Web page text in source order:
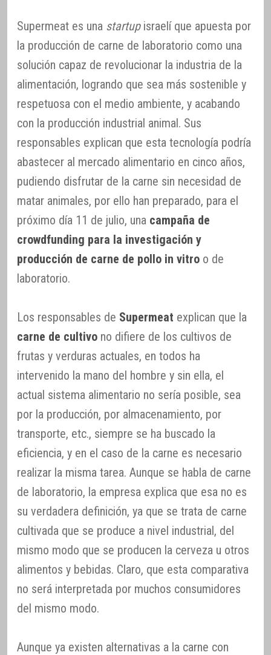
Supermeat es una startupisraelí que apuesta por
la producción de carne de laboratorio como una
solución capaz de revolucionar la industria de la
alimentación, logrando que sea más sostenible y
respetuosa con el medio ambiente, y acabando
con la producción industrial animal. Sus
responsables explican que esta tecnología podría
abastecer al mercado alimentario en cinco años,
pudiendo disfrutar de la carne sin necesidad de
matar animales, por ello han preparado, para el
próximo día 11 de julio, una campaña de
crowdfunding para la investigación y
producción de carne de pollo in vitro o de
laboratorio.
Los responsables de Supermeat explican que la
carne de cultivo no difiere de los cultivos de
frutas y verduras actuales, en todos ha
intervenido la mano del hombre y sin ella, el
actual sistema alimentario no sería posible, sea
por la producción, por almacenamiento, por
transporte, etc., siempre se ha buscado la
eficiencia, y en el caso de la carne es necesario
realizar la misma tarea. Aunque se habla de carne
de laboratorio, la empresa explica que esa no es
su verdadera definición, ya que se trata de carne
cultivada que se produce a nivel industrial, del
mismo modo que se producen la cerveza u otros
alimentos y bebidas. Claro, que esta comparativa
no será interpretada por muchos consumidores
del mismo modo.
Aunque ya existen alternativas a la carne con